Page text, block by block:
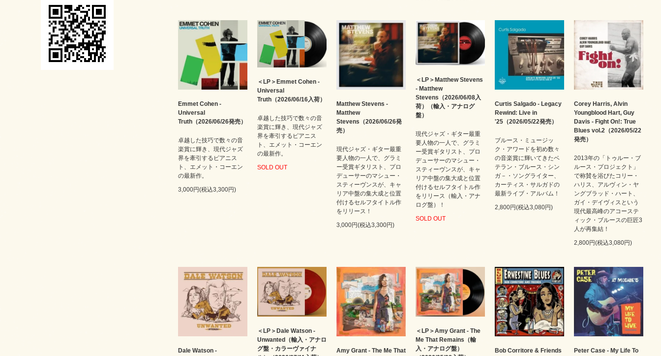
Emmet Cohen -
Universal
Truth（2026/06/26発売）
卓越した技巧で数々の音
楽賞に輝き、現代ジャズ
界を牽引するピアニス
ト、エメット・コーエン
の最新作。
3,000円(税込3,300円)
＜LP＞Emmet Cohen -
Universal
Truth（2026/06/16入荷）
卓越した技巧で数々の音
楽賞に輝き、現代ジャズ
界を牽引するピアニス
ト、エメット・コーエン
の最新作。
SOLD OUT
Matthew Stevens -
Matthew
Stevens（2026/06/26発
売）
現代ジャズ・ギター最重
要人物の一人で、グラミ
ー受賞ギタリスト、プロ
デューサーのマシュー・
スティーヴンスが、キャ
リア中盤の集大成と位置
付けるセルフタイトル作
をリリース！
3,000円(税込3,300円)
＜LP＞Matthew Stevens
- Matthew
Stevens（2026/06/08入
荷）（輸入・アナログ
盤）
現代ジャズ・ギター最重
要人物の一人で、グラミ
ー受賞ギタリスト、プロ
デューサーのマシュー・
スティーヴンスが、キャ
リア中盤の集大成と位置
付けるセルフタイトル作
をリリース（輸入・アナ
ログ盤）！
SOLD OUT
Curtis Salgado - Legacy
Rewind: Live in
'25（2026/05/22発売）
ブルース・ミュージッ
ク・アワードを初め数々
の音楽賞に輝いてきたベ
テラン・ブルース・シン
ガ－・ソングライター、
カーティス・サルガドの
最新ライブ・アルバム！
2,800円(税込3,080円)
Corey Harris, Alvin
Youngblood Hart, Guy
Davis - Fight On!: True
Blues vol.2（2026/05/22
発売）
2013年の「トゥルー・ブ
ルース・プロジェクト」
で称賛を浴びたコリー・
ハリス、アルヴィン・ヤ
ングブラッド・ハート、
ガイ・デイヴィスという
現代最高峰のアコーステ
ィック・ブルースの巨匠3
人が再集結！
2,800円(税込3,080円)
Dale Watson -
＜LP＞Dale Watson -
Unwanted（輸入・アナロ
グ盤・カラーヴァイナ
Amy Grant - The Me That
＜LP＞Amy Grant - The
Me That Remains（輸
入・アナログ盤）
Bob Corritore & Friends
Peter Case - My Life To